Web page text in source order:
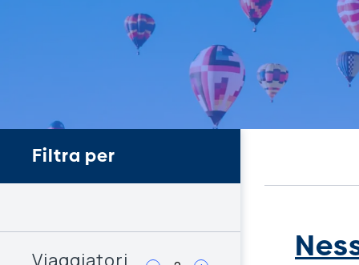
Filtra per
Viaggiatori